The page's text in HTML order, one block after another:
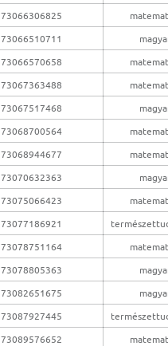
73066306825
73066510711
73066570658
73067363488
73067517468
73068700564
73068944677
73070632363
73075066423
73077186921
73078751164
73078805363
73082651675
73087927445
73089576652